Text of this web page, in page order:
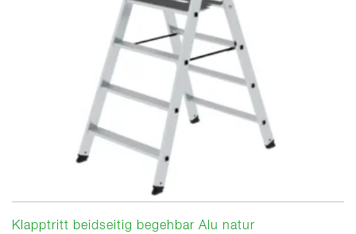
Klapptritt beidseitig begehbar Alu natur